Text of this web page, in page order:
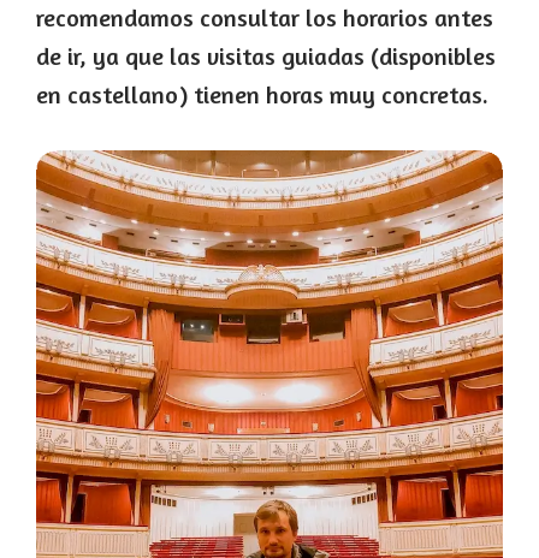
recomendamos consultar los horarios antes
de ir, ya que las visitas guiadas (disponibles
en castellano) tienen horas muy concretas.